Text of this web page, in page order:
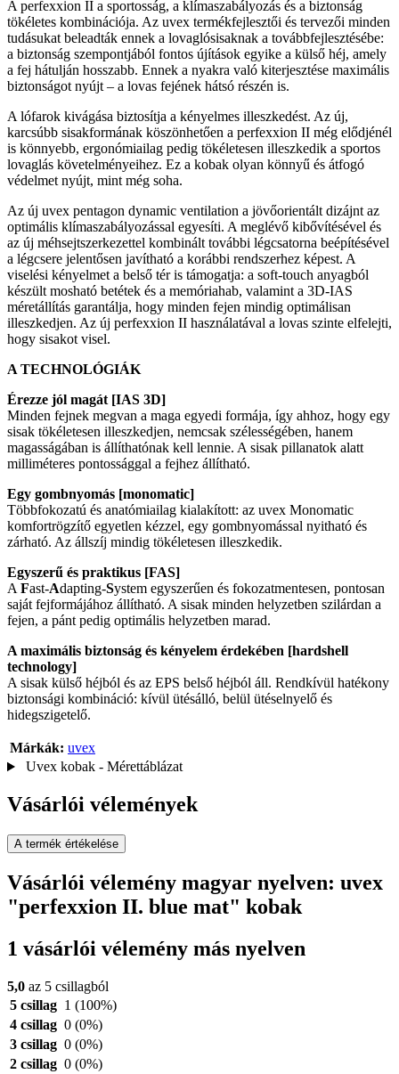
A perfexxion II a sportosság, a klímaszabályozás és a biztonság
tökéletes kombinációja. Az uvex termékfejlesztői és tervezői minden
tudásukat beleadták ennek a lovaglósisaknak a továbbfejlesztésébe:
a biztonság szempontjából fontos újítások egyike a külső héj, amely
a fej hátulján hosszabb. Ennek a nyakra való kiterjesztése maximális
biztonságot nyújt – a lovas fejének hátsó részén is.
A lófarok kivágása biztosítja a kényelmes illeszkedést. Az új,
karcsúbb sisakformának köszönhetően a perfexxion II még elődjénél
is könnyebb, ergonómiailag pedig tökéletesen illeszkedik a sportos
lovaglás követelményeihez. Ez a kobak olyan könnyű és átfogó
védelmet nyújt, mint még soha.
Az új uvex pentagon dynamic ventilation a jövőorientált dizájnt az
optimális klímaszabályozással egyesíti. A meglévő kibővítésével és
az új méhsejtszerkezettel kombinált további légcsatorna beépítésével
a légcsere jelentősen javítható a korábbi rendszerhez képest. A
viselési kényelmet a belső tér is támogatja: a soft-touch anyagból
készült mosható betétek és a memóriahab, valamint a 3D-IAS
méretállítás garantálja, hogy minden fejen mindig optimálisan
illeszkedjen. Az új perfexxion II használatával a lovas szinte elfelejti,
hogy sisakot visel.
A TECHNOLÓGIÁK
Érezze jól magát [IAS 3D]
Minden fejnek megvan a maga egyedi formája, így ahhoz, hogy egy
sisak tökéletesen illeszkedjen, nemcsak szélességében, hanem
magasságában is állíthatónak kell lennie. A sisak pillanatok alatt
milliméteres pontossággal a fejhez állítható.
Egy gombnyomás [monomatic]
Többfokozatú és anatómiailag kialakított: az uvex Monomatic
komfortrögzítő egyetlen kézzel, egy gombnyomással nyitható és
zárható. Az állszíj mindig tökéletesen illeszkedik.
Egyszerű és praktikus [FAS]
A Fast-Adapting-System egyszerűen és fokozatmentesen, pontosan
saját fejformájához állítható. A sisak minden helyzetben szilárdan a
fejen, a pánt pedig optimális helyzetben marad.
A maximális biztonság és kényelem érdekében [hardshell
technology]
A sisak külső héjból és az EPS belső héjból áll. Rendkívül hatékony
biztonsági kombináció: kívül ütésálló, belül ütéselnyelő és
hidegszigetelő.
Márkák: uvex
Uvex kobak - Mérettáblázat
Vásárlói vélemények
A termék értékelése
Vásárlói vélemény magyar nyelven: uvex
"perfexxion II. blue mat" kobak
1 vásárlói vélemény más nyelven
5,0 az 5 csillagból
5 csillag 1 (100%)
4 csillag 0 (0%)
3 csillag 0 (0%)
2 csillag 0 (0%)